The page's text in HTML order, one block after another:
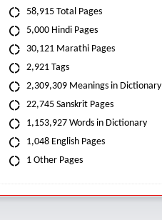
58,915 Total Pages
5,000 Hindi Pages
30,121 Marathi Pages
2,921 Tags
2,309,309 Meanings in Dictionary
22,745 Sanskrit Pages
1,153,927 Words in Dictionary
1,048 English Pages
1 Other Pages